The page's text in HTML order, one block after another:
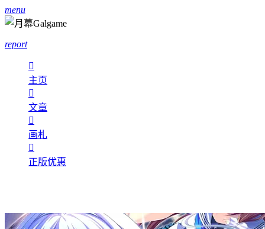
menu
report

主页

文章

画札

正版优惠